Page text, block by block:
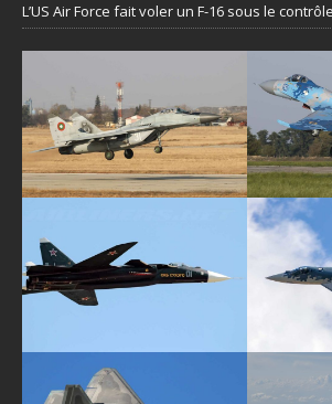
L’US Air Force fait voler un F-16 sous le